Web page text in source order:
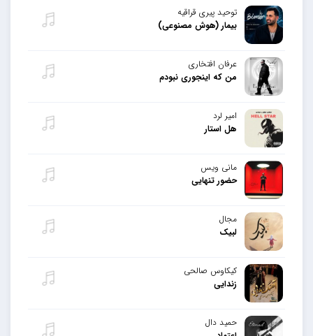
توحید پیری قراقیه
بیمار (هوش مصنوعی)
عرفان افتخاری
من که اینجوری نبودم
امیر لرد
هل استار
مانی ویس
حضور تنهایی
مجال
لبیک
کیکاوس صالحی
زندایی
حمید دال